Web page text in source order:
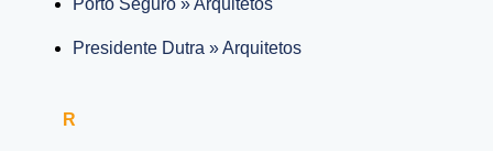
Presidente Dutra » Arquitetos
R